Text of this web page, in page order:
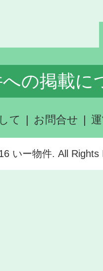
の掲載に
て お問合せ
いー物件. All Rights